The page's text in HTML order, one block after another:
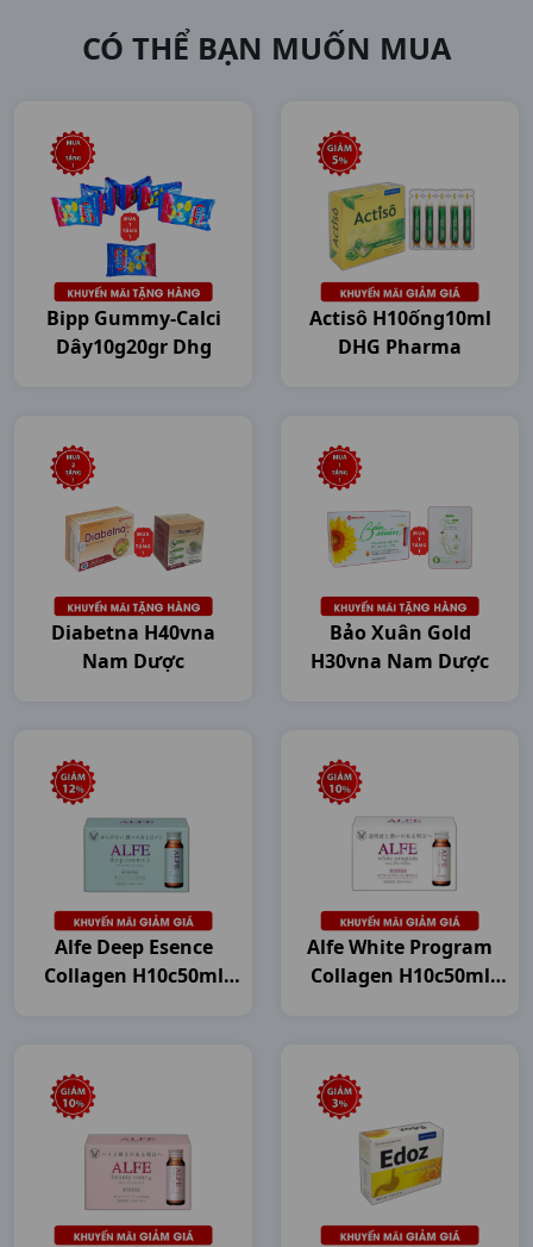
CÓ THỂ BẠN MUỐN MUA
Bipp Gummy-Calci
Dây10g20gr Dhg
Actisô H10ống10ml
DHG Pharma
Diabetna H40vna
Nam Dược
Bảo Xuân Gold
H30vna Nam Dược
Alfe Deep Esence
Collagen H10c50ml
Alfe White Program
Collagen H10c50ml